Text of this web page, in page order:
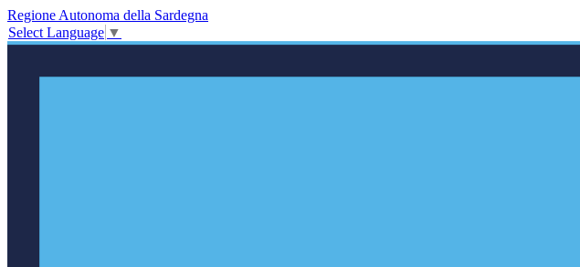
Regione Autonoma della Sardegna
Select Language ▼